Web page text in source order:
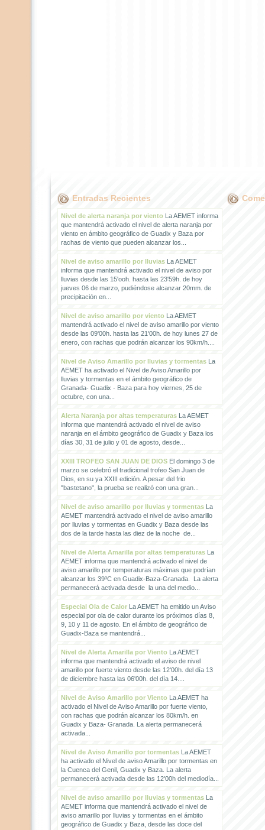
Entradas Recientes
Nivel de alerta naranja por vientoLa AEMET informa
que mantendrá activado el nivel de alerta naranja por
viento en ámbito geográfico de Guadix y Baza por
rachas de viento que pueden alcanzar los...
Nivel de aviso amarillo por lluviasLa AEMET
informa que mantendrá activado el nivel de aviso por
lluvias desde las 15'ooh. hasta las 23'59h. de hoy
jueves 06 de marzo, pudiéndose alcanzar 20mm. de
precipitación en...
Nivel de aviso amarillo por vientoLa AEMET
mantendrá activado el nivel de aviso amarillo por viento
desde las 09'00h. hasta las 21'00h. de hoy lunes 27 de
enero, con rachas que podrán alcanzar los 90km/h....
Nivel de Aviso Amarillo por lluvias y tormentasLa
AEMET ha activado el Nivel de Aviso Amarillo por
lluvias y tormentas en el ámbito geográfico de
Granada- Guadix - Baza para hoy viernes, 25 de
octubre, con una...
Alerta Naranja por altas temperaturasLa AEMET
informa que mantendrá activado el nivel de aviso
naranja en el ámbito geográfico de Guadix y Baza los
días 30, 31 de julio y 01 de agosto, desde...
XXIII TROFEO SAN JUAN DE DIOSEl domingo 3 de
marzo se celebró el tradicional trofeo San Juan de
Dios, en su ya XXIII edición. A pesar del frio
"bastetano", la prueba se realizó con una gran...
Nivel de aviso amarillo por lluvias y tormentasLa
AEMET mantendrá activado el nivel de aviso amarillo
por lluvias y tormentas en Guadix y Baza desde las
dos de la tarde hasta las diez de la noche de...
Nivel de Alerta Amarilla por altas temperaturasLa
AEMET informa que mantendrá activado el nivel de
aviso amarillo por temperaturas máximas que podrían
alcanzar los 39ºC en Guadix-Baza-Granada. La alerta
permanecerá activada desde la una del medio...
Especial Ola de CalorLa AEMET ha emitido un Aviso
especial por ola de calor durante los próximos días 8,
9, 10 y 11 de agosto. En el ámbito de geográfico de
Guadix-Baza se mantendrá...
Nivel de Alerta Amarilla por VientoLa AEMET
informa que mantendrá activado el aviso de nivel
amarillo por fuerte viento desde las 12'00h. del día 13
de diciembre hasta las 06'00h. del día 14....
Nivel de Aviso Amarillo por VientoLa AEMET ha
activado el Nivel de Aviso Amarillo por fuerte viento,
con rachas que podrán alcanzar los 80km/h. en
Guadix y Baza- Granada. La alerta permanecerá
activada...
Nivel de Aviso Amarillo por tormentasLa AEMET
ha activado el Nivel de aviso Amarillo por tormentas en
la Cuenca del Genil, Guadix y Baza. La alerta
permanecerá activada desde las 12'00h del mediodía...
Nivel de aviso amarillo por lluvias y tormentasLa
AEMET informa que mantendrá activado el nivel de
aviso amarillo por lluvias y tormentas en el ámbito
geográfico de Guadix y Baza, desde las doce del